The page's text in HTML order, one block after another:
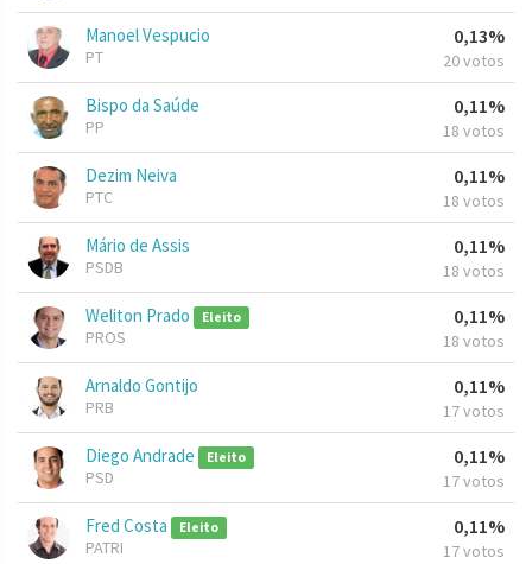
Manoel Vespucio
PT
0,13%
20 votos
Bispo da Saúde
PP
0,11%
18 votos
Dezim Neiva
PTC
0,11%
18 votos
Mário de Assis
PSDB
0,11%
18 votos
Weliton Prado Eleito
PROS
0,11%
18 votos
Arnaldo Gontijo
PRB
0,11%
17 votos
Diego Andrade Eleito
PSD
0,11%
17 votos
Fred Costa Eleito
PATRI
0,11%
17 votos